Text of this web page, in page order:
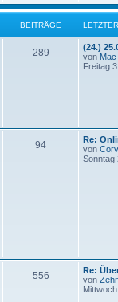
BEITRÄGE
289
(24.)
von Mac
Freitag
94
Re:
von
Sonntag
556
Re:
von